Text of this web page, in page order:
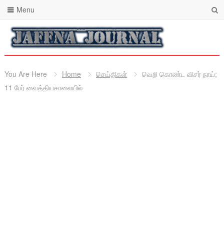
Menu
You Are Here Home செய்திகள்
வெறி கொண்ட விசர் நாய்;
11 பேர் வைத்தியசாலையில்